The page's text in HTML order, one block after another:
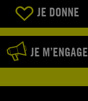
JE DONNE
JE M’ENGAGE